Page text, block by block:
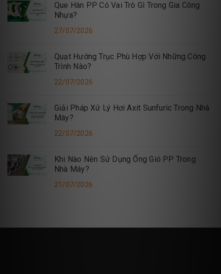
Que Hàn PP Có Vai Trò Gì Trong Gia Công
Nhựa?
27/07/2026
Quạt Hướng Trục Phù Hợp Với Những Công
Trình Nào?
22/07/2026
Giải Pháp Xử Lý Hơi Axit Sunfuric Trong Nhà
Máy?
22/07/2026
Khi Nào Nên Sử Dụng Ống Gió PP Trong
Nhà Máy?
21/07/2026